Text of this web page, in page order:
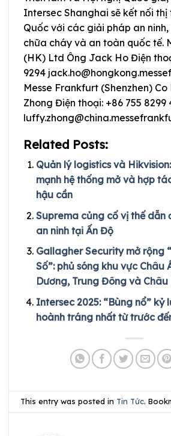
Intersec Shanghai sẽ kết nối
Quốc với các giải pháp an
chữa cháy và an toàn quốc tế.
(HK) Ltd Ông Jack Ho Điện
9294
Messe Frankfurt (Shenzhen)
Zhong Điện thoại: +86 755 8299
Related Posts:
Quản lý logistics và
mạnh hệ thống mở và hợp
hậu cần
Suprema củng cố vị thế dẫn
an ninh tại Ấn Độ
Gallagher Security mở rộng
Số”: phủ sóng khu vực Châu
Dương, Trung Đông và Châu
Intersec 2025: “Bùng nổ” kỷ
hoành tráng nhất từ trước
This entry was posted in Tin Tức.